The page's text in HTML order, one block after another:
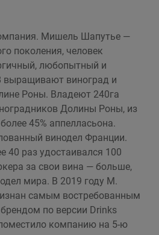
Мишель Шапутье —
поколения, человек
любопытный и
выращивают виноград и
Роны. Владеют 240га
Долины Роны, из
45% аппелласьона.
винодел Франции.
40 раз удостаивался 100
за свои вина — больше,
мира. В 2019 году M.
самым востребованным
по версии Drinks
компанию на 5-ю